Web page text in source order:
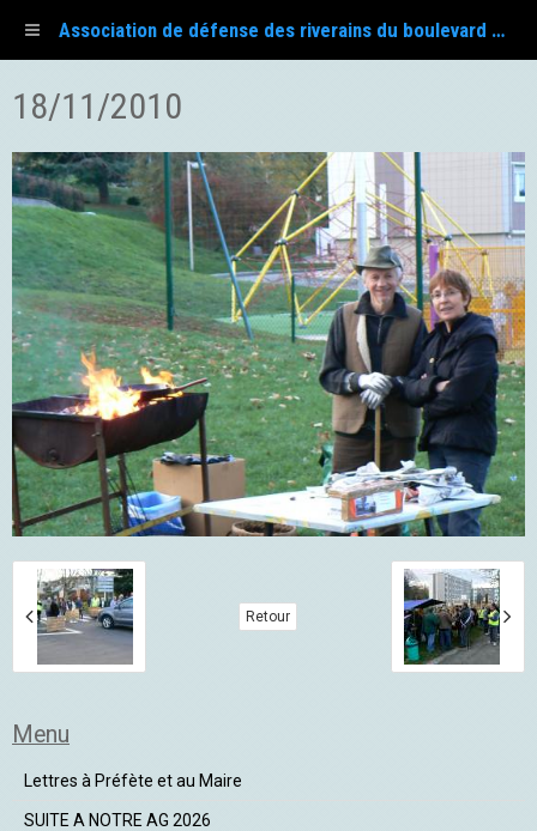
Association de défense des riverains du boulevard Fayol
18/11/2010
Retour
Menu
Lettres à Préfète et au Maire
SUITE A NOTRE AG 2026